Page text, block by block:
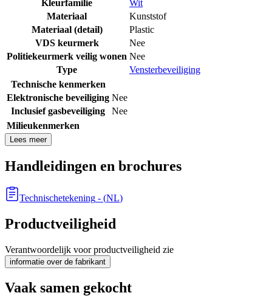
Kleurfamilie
Wit
Materiaal
Kunststof
Materiaal (detail)
Plastic
VDS keurmerk
Nee
Politiekeurmerk veilig wonen Nee
Type
Vensterbeveiliging
Technische kenmerken
Elektronische beveiliging Nee
Inclusief gasbeveiliging
Nee
Milieukenmerken
Lees meer
Handleidingen en brochures
Technischetekening - (NL)
Productveiligheid
Verantwoordelijk voor productveiligheid zie
informatie over de fabrikant
Vaak samen gekocht